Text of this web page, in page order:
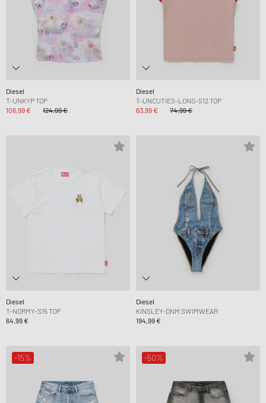
Diesel
T-UNKYP TOP
106,99 €
124,99 €
Diesel
T-UNCUTIES-LONG-S12 TOP
63,99 €
74,99 €
Diesel
T-NORMY-S15 TOP
64,99 €
Diesel
KINSLEY-DNM SWIMWEAR
194,99 €
-15% -50%